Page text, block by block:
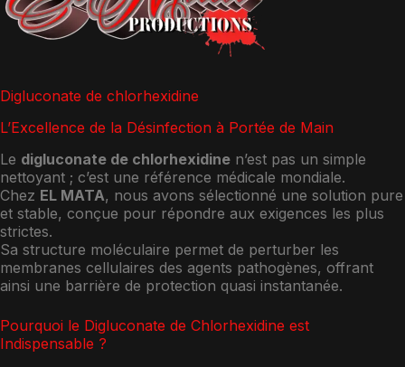
Digluconate de chlorhexidine
L’Excellence de la Désinfection à Portée de Main
Le digluconate de chlorhexidine n’est pas un simple
nettoyant ; c’est une référence médicale mondiale.
Chez EL MATA, nous avons sélectionné une solution pure
et stable, conçue pour répondre aux exigences les plus
strictes.
Sa structure moléculaire permet de perturber les
membranes cellulaires des agents pathogènes, offrant
ainsi une barrière de protection quasi instantanée.
Pourquoi le Digluconate de Chlorhexidine est
Indispensable ?